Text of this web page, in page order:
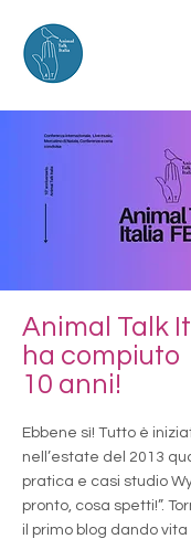
Animal Talk
ha compiuto
10 anni!
Ebbene sì! Tutto è
nell’estate del 2013
pratica e casi studio
pronto, cosa spetti!”.
il primo blog dando